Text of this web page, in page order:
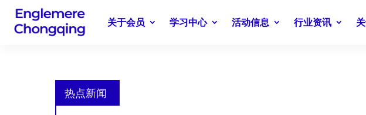
关于会员 学习中心 活动信息 行业资讯
热点新闻